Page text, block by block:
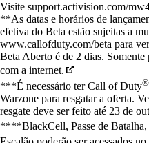
Visite support.activision.com/
**As datas e horários de
efetiva do Beta estão sujeitas a
www.callofduty.com/beta para
Beta Aberto é de 2 dias.
com a internet.
***É necessário ter Call of Duty®
Warzone para resgatar a oferta.
resgate deve ser feito até 23 de
****BlackCell, Passe de